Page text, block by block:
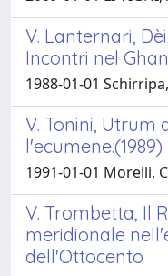
V. Lanternari,
Incontri nel
1988-01-01
V. Tonini, Utrum
l'ecumene.(1989)
1991-01-01 Morelli,
V. Trombetta, Il
meridionale
dell'Ottocento